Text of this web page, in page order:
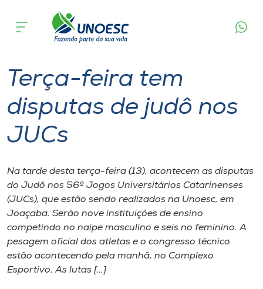
Cursos
Pesquisa
Atendimento ao Estudante
Portal de Ensino
A
Unoesc
Internacionalização
acontece
Terça-feira tem
disputas de judô nos
JUCs
Na tarde desta terça-feira (13), acontecem as disputas
do Judô nos 56º Jogos Universitários Catarinenses
(JUCs), que estão sendo realizados na Unoesc, em
Joaçaba. Serão nove instituições de ensino
competindo no naipe masculino e seis no feminino. A
pesagem oficial dos atletas e o congresso técnico
estão acontecendo pela manhã, no Complexo
Esportivo. As lutas […]